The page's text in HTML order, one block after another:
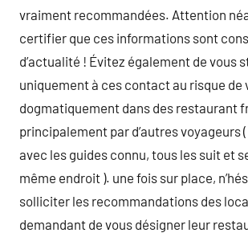
vraiment recommandées. Attention
certifier que ces informations sont
d’actualité ! Évitez également de vous
uniquement à ces contact au risque de
dogmatiquement dans des restaurant
principalement par d’autres voyageurs (
avec les guides connu, tous les suit et
même endroit ). une fois sur place,
solliciter les recommandations des
demandant de vous désigner leur